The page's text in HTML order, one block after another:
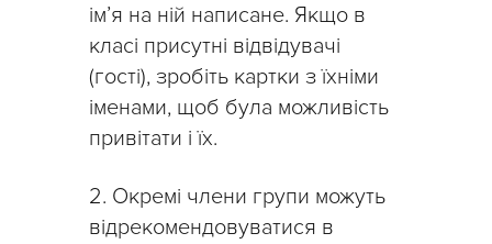
ім’я на ній написане. Якщо в
класі присутні відвідувачі
(гості), зробіть картки з їхніми
іменами, щоб була можливість
привітати і їх.
2. Окремі члени групи можуть
відрекомендовуватися в